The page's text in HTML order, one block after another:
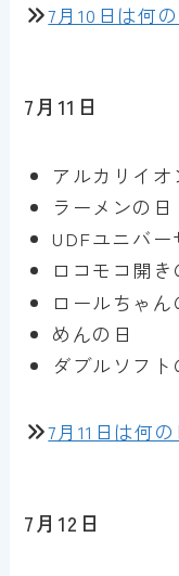
7月10日は何
7月11日
アルカリイオ
ラーメンの日
UDFユニバ
ロコモコ開き
ロールちゃん
めんの日
ダブルソフト
7月11日は何
7月12日